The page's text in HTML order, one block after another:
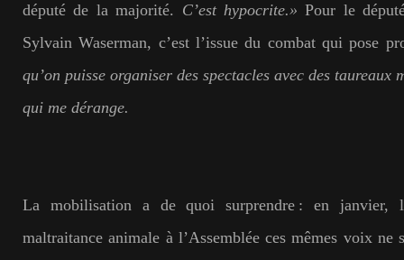
député de la majorité. C’est hypocrite.» Pour le
Sylvain Waserman, c’est l’issue du combat qui pose
qu’on puisse organiser des spectacles avec des taureaux
qui me dérange.
La mobilisation a de quoi surprendre : en janvier,
maltraitance animale à l’Assemblée ces mêmes voix ne